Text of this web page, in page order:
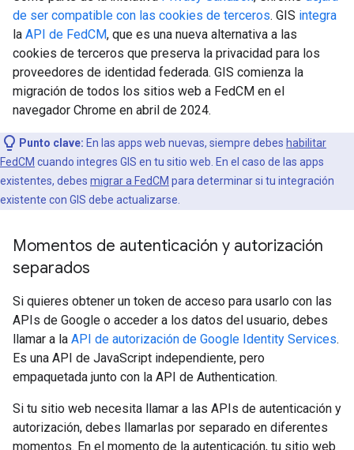
de ser compatible con las cookies de terceros. GIS integra
la API de FedCM, que es una nueva alternativa a las
cookies de terceros que preserva la privacidad para los
proveedores de identidad federada. GIS comienza la
migración de todos los sitios web a FedCM en el
navegador Chrome en abril de 2024.
Punto clave: En las apps web nuevas, siempre debes habilitar
FedCM cuando integres GIS en tu sitio web. En el caso de las apps
existentes, debes migrar a FedCM para determinar si tu integración
existente con GIS debe actualizarse.
Momentos de autenticación y autorización
separados
Si quieres obtener un token de acceso para usarlo con las
APIs de Google o acceder a los datos del usuario, debes
llamar a la API de autorización de Google Identity Services.
Es una API de JavaScript independiente, pero
empaquetada junto con la API de Authentication.
Si tu sitio web necesita llamar a las APIs de autenticación y
autorización, debes llamarlas por separado en diferentes
momentos. En el momento de la autenticación, tu sitio web